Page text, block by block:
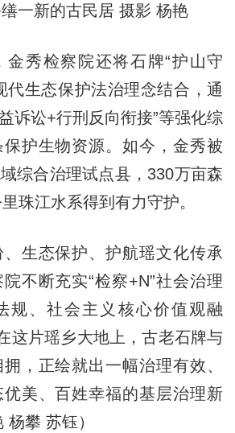
一新的古民居 摄影 杨艳
秀检察院还将石牌“护山守
代生态保护法治理念结合，通
诉讼+行刑反向衔接”等强化综
护生物资源。如今，金秀被
综合治理试点县，330万亩森
珠江水系得到有力守护。
态保护、护航瑶文化传承
不断充实“检察+N”社会治理
规、社会主义核心价值观融
这片瑶乡大地上，古老石牌与
，正绘就出一幅治理有效、
美、百姓幸福的基层治理新
攀 苏钰）